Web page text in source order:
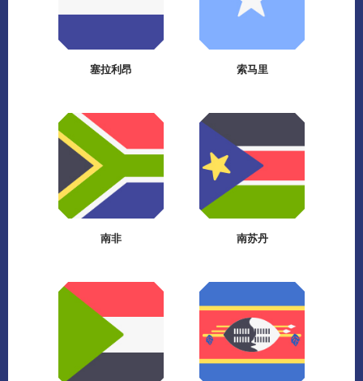
塞拉利昂 索马里
南非 南苏丹